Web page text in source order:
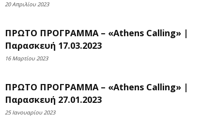
20 Απριλίου 2023
ΠΡΩΤΟ ΠΡΟΓΡΑΜΜΑ – «Athens Calling» |
Παρασκευή 17.03.2023
16 Μαρτίου 2023
ΠΡΩΤΟ ΠΡΟΓΡΑΜΜΑ – «Athens Calling» |
Παρασκευή 27.01.2023
25 Ιανουαρίου 2023